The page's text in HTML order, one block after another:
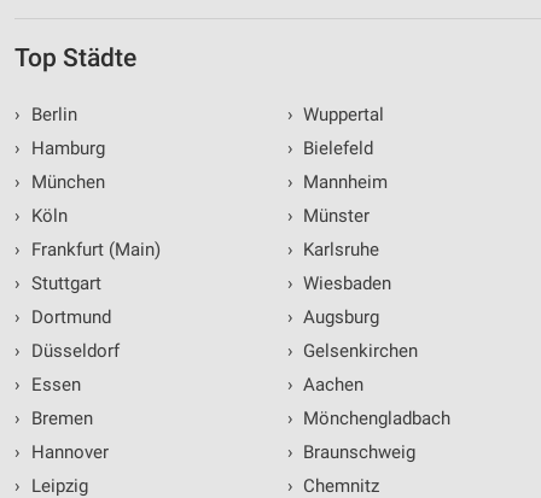
Top Städte
›
Berlin
›
Hamburg
›
München
›
Köln
›
Frankfurt (Main)
› Stuttgart
›
Dortmund
›
Düsseldorf
›
Essen
›
Bremen
›
Hannover
›
Leipzig
› Wuppertal
› Bielefeld
› Mannheim
› Münster
› Karlsruhe
› Wiesbaden
› Augsburg
› Gelsenkirchen
› Aachen
› Mönchengladbach
› Braunschweig
› Chemnitz